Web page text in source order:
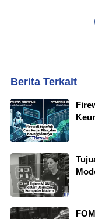
Berita Terkait